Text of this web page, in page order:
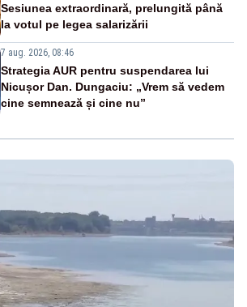
Sesiunea extraordinară, prelungită până
la votul pe legea salarizării
7 aug. 2026, 08:46
Strategia AUR pentru suspendarea lui
Nicușor Dan. Dungaciu: „Vrem să vedem
cine semnează și cine nu”